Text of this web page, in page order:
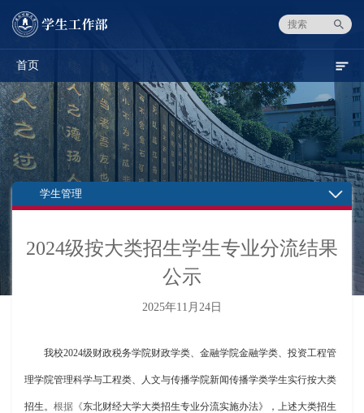
首页
学生管理
2024级按大类招生学生专业分流结果
公示
2025年11月24日
我校2024级财政税务学院财政学类、金融学院金融学类、投资工程管
理学院管理科学与工程类、人文与传播学院新闻传播学类学生实行按大类
招生。 根据《东北财经大学大类招生专业分流实施办法》，上述大类招生